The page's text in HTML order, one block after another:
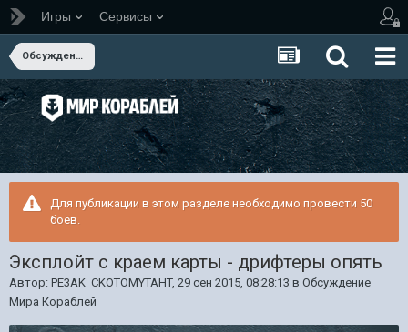
Игры Сервисы
Обсуждение Мира Кораблей
Для публикации в этом разделе необходимо провести 50
боёв.
Эксплойт с краем карты - дрифтеры опять
Автор: PE3AK_CKOTOMYTAHT, 29 сен 2015, 08:28:13 в Обсуждение
Мира Кораблей